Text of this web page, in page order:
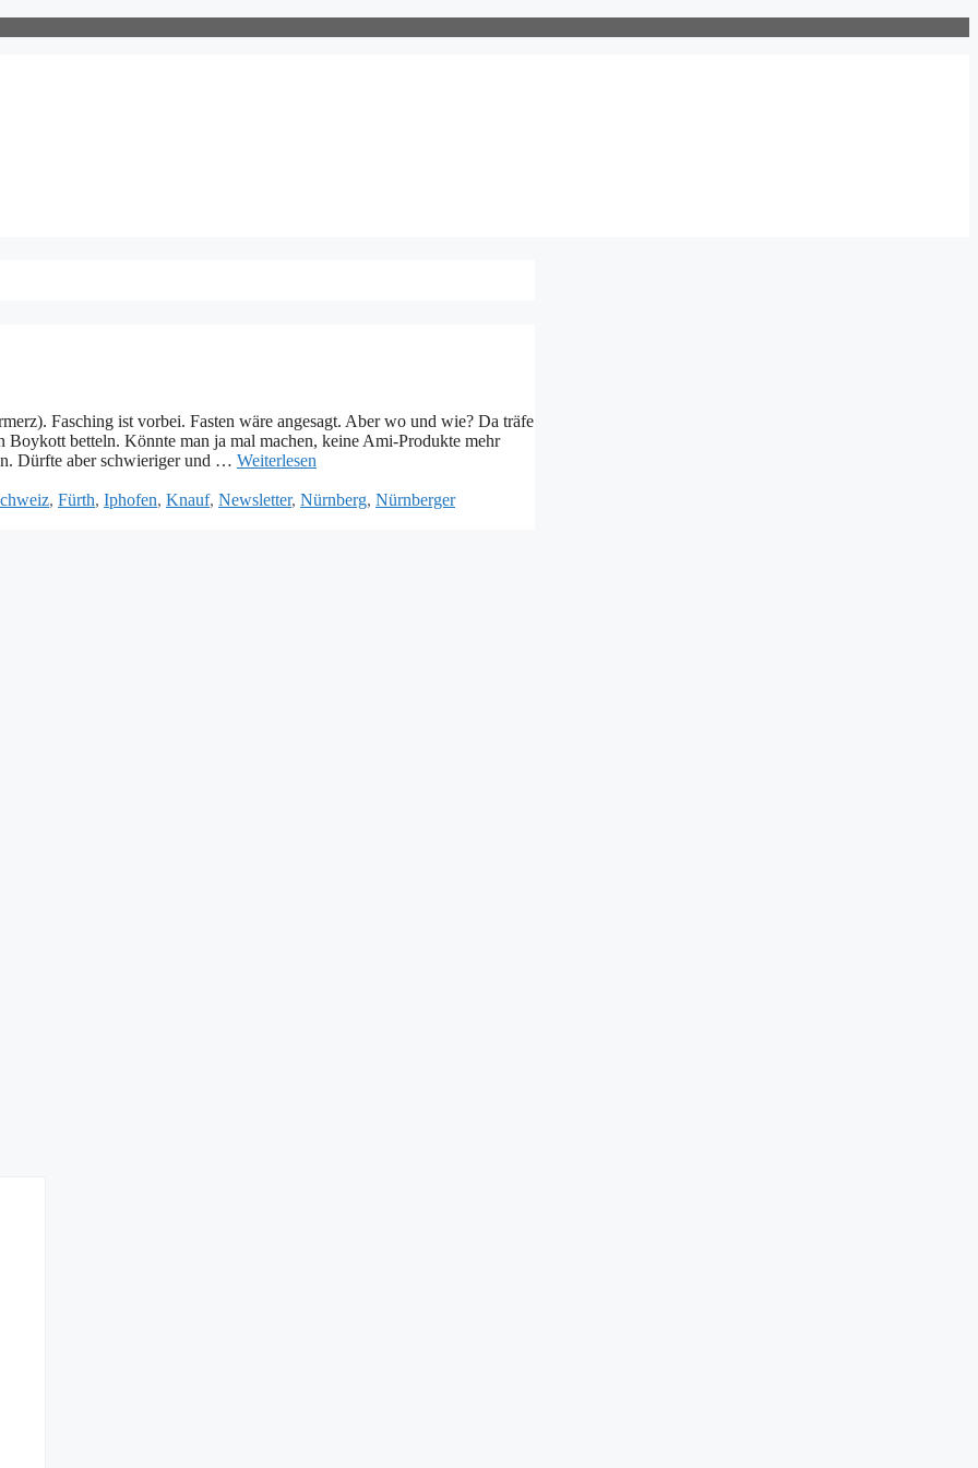
Fasching ist vorbei. Fasten wäre angesagt. Aber wo und wie? Da träfe
Boykott betteln. Könnte man ja mal machen, keine Ami-Produkte mehr
Dürfte aber schwieriger und … Weiterlesen
, Fürth, Iphofen, Knauf, Newsletter, Nürnberg, Nürnberger